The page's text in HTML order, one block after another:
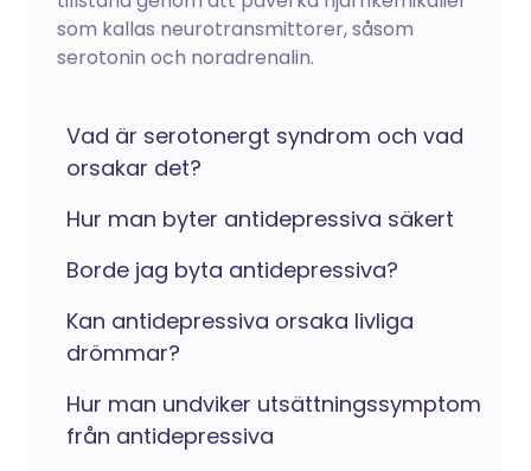
som kallas neurotransmittorer, såsom
serotonin och noradrenalin.
Vad är serotonergt syndrom och vad
orsakar det?
Hur man byter antidepressiva säkert
Borde jag byta antidepressiva?
Kan antidepressiva orsaka livliga
drömmar?
Hur man undviker utsättningssymptom
från antidepressiva